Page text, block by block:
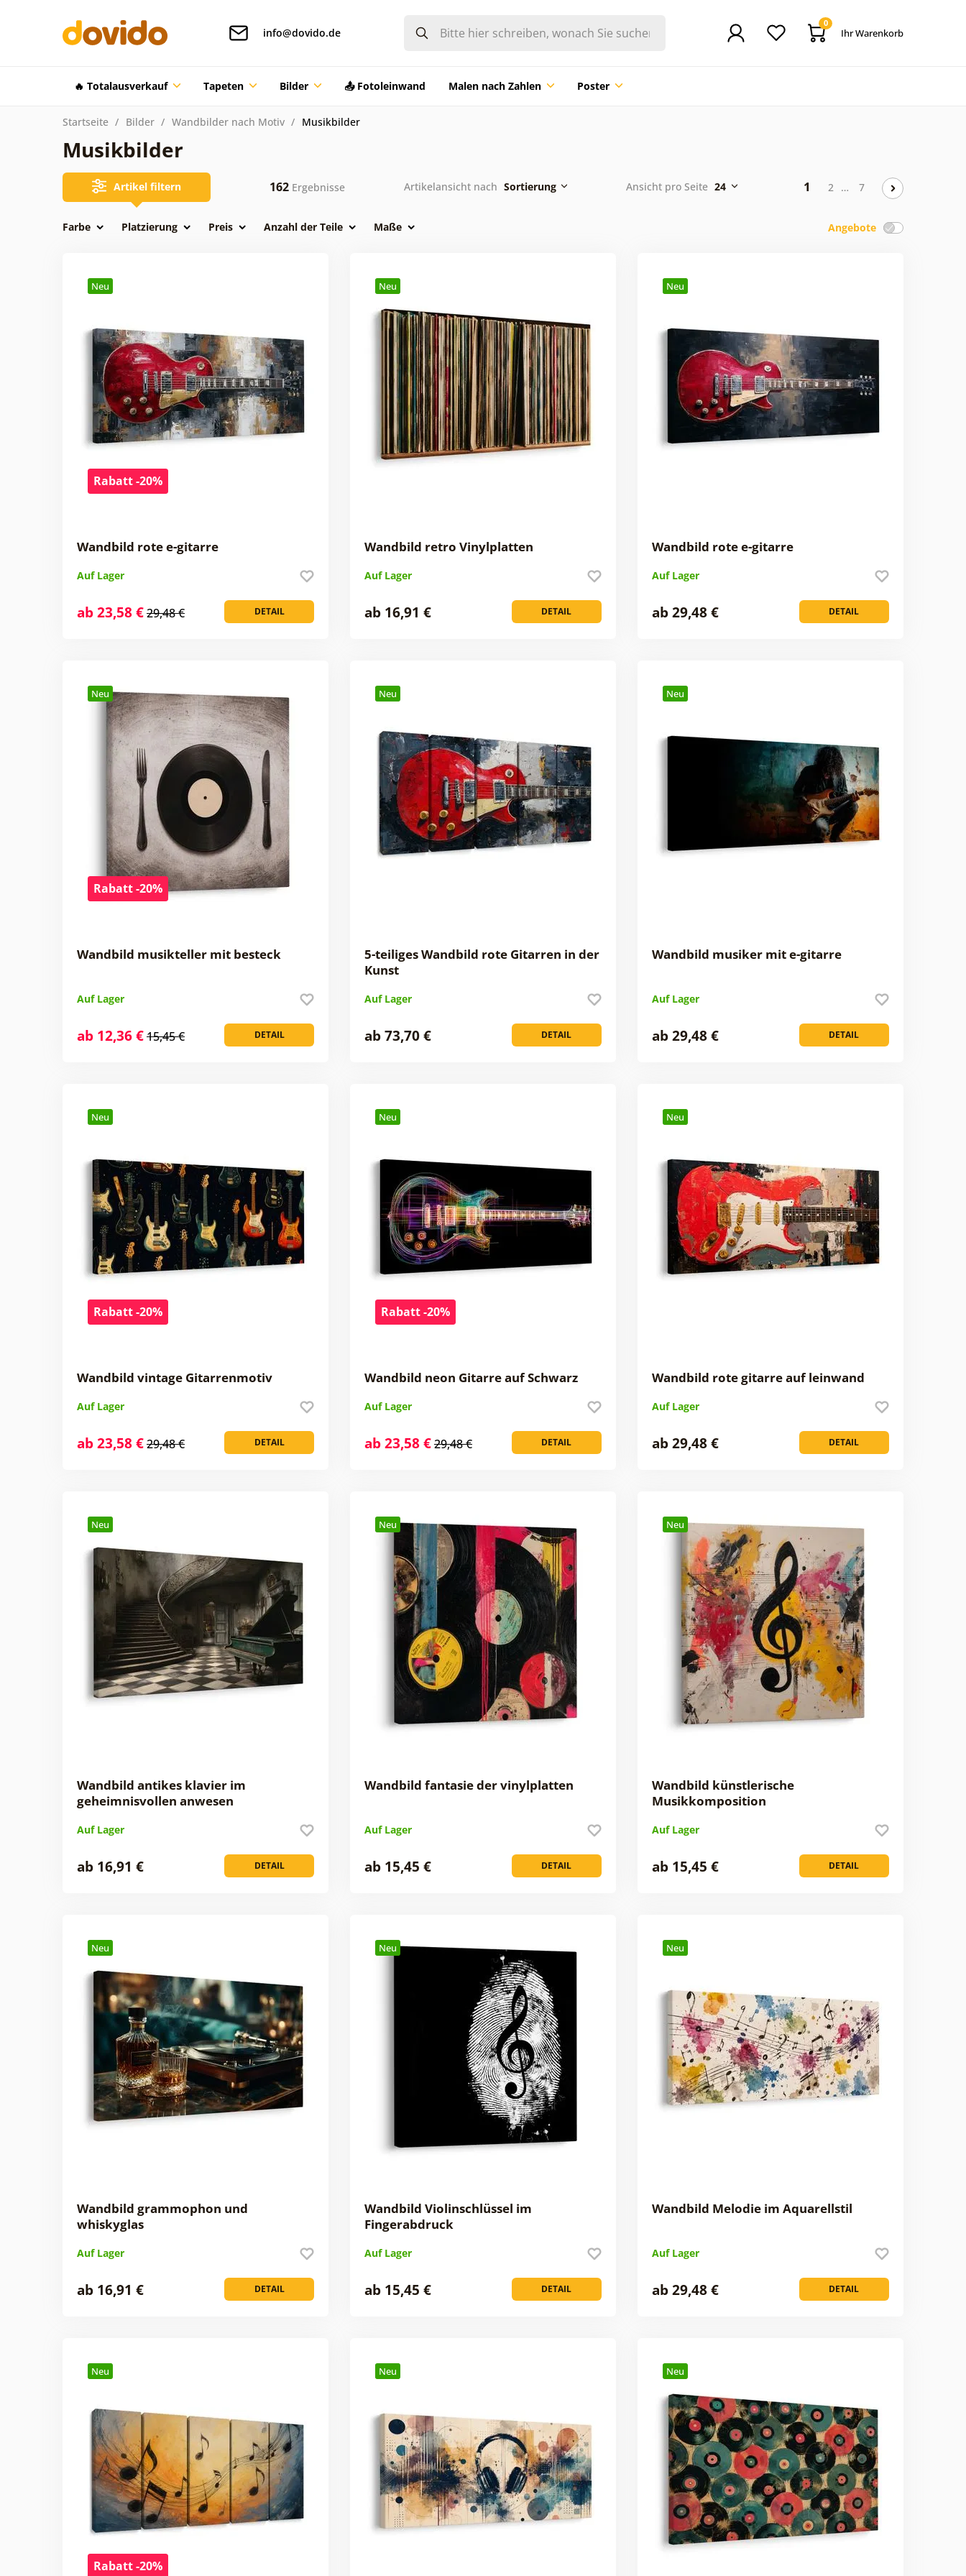
info@dovido.de
0
Ihr Warenkorb
🔥 Totalausverkauf Tapeten Bilder 📤 Fotoleinwand Malen nach Zahlen Poster
Startseite Bilder Wandbilder nach Motiv Musikbilder
Musikbilder
Artikel filtern 162Ergebnisse Artikelansicht nach Sortierung Ansicht pro Seite 24 1 2 … 7
Angebote
Farbe Platzierung Preis Anzahl der Teile Maße
Neu
Rabatt -20%
Wandbild rote e-gitarre
Auf Lager
DETAIL
ab 23,58 €29,48 €
Neu
Wandbild retro Vinylplatten
Auf Lager
DETAIL
ab 16,91 €
Neu
Wandbild rote e-gitarre
Auf Lager
DETAIL
ab 29,48 €
Neu
Rabatt -20%
Wandbild musikteller mit besteck
Auf Lager
DETAIL
ab 12,36 €15,45 €
Neu
5-teiliges Wandbild rote Gitarren in der
Kunst
Auf Lager
DETAIL
ab 73,70 €
Neu
Wandbild musiker mit e-gitarre
Auf Lager
DETAIL
ab 29,48 €
Neu
Rabatt -20%
Wandbild vintage Gitarrenmotiv
Auf Lager
DETAIL
ab 23,58 €29,48 €
Neu
Rabatt -20%
Wandbild neon Gitarre auf Schwarz
Auf Lager
DETAIL
ab 23,58 €29,48 €
Neu
Wandbild rote gitarre auf leinwand
Auf Lager
DETAIL
ab 29,48 €
Neu
Wandbild antikes klavier im
geheimnisvollen anwesen
Auf Lager
DETAIL
ab 16,91 €
Neu
Wandbild fantasie der vinylplatten
Auf Lager
DETAIL
ab 15,45 €
Neu
Wandbild künstlerische
Musikkomposition
Auf Lager
DETAIL
ab 15,45 €
Neu
Wandbild grammophon und
whiskyglas
Auf Lager
DETAIL
ab 16,91 €
Neu
Wandbild Violinschlüssel im
Fingerabdruck
Auf Lager
DETAIL
ab 15,45 €
Neu
Wandbild Melodie im Aquarellstil
Auf Lager
DETAIL
ab 29,48 €
Neu
Rabatt -20%
Neu Neu